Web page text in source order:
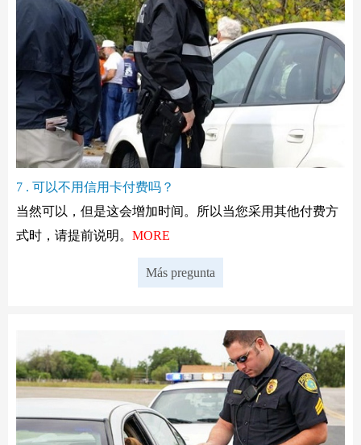
7 . 可以不用信用卡付费吗？
当然可以，但是这会增加时间。所以当您采用其他付费方
式时，请提前说明。 MORE
Más pregunta